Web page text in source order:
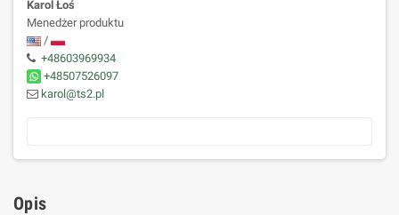
Karol Łoś
Menedżer produktu
/
+48603969934
+48507526097
karol@ts2.pl
Opis